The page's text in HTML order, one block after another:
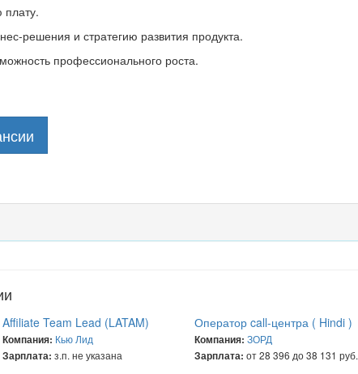
плату.
решения и стратегию развития продукта.
профессионального роста.
Affiliate Team Lead (LATAM)
Компания: Кью Лид
Зарплата: з.п. не указана
Оператор call-центра ( Hindi )
Компания: ЗОРД
Зарплата: от 28 396 до 38 131 руб.